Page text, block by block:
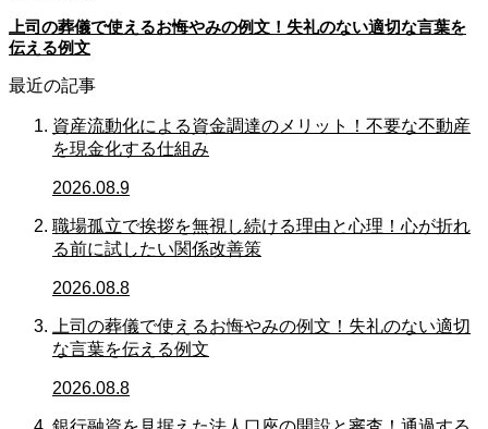
上司の葬儀で使えるお悔やみの例文！失礼のない適切な言葉を
伝える例文
最近の記事
資産流動化による資金調達のメリット！不要な不動産
を現金化する仕組み
2026.08.9
職場孤立で挨拶を無視し続ける理由と心理！心が折れ
る前に試したい関係改善策
2026.08.8
上司の葬儀で使えるお悔やみの例文！失礼のない適切
な言葉を伝える例文
2026.08.8